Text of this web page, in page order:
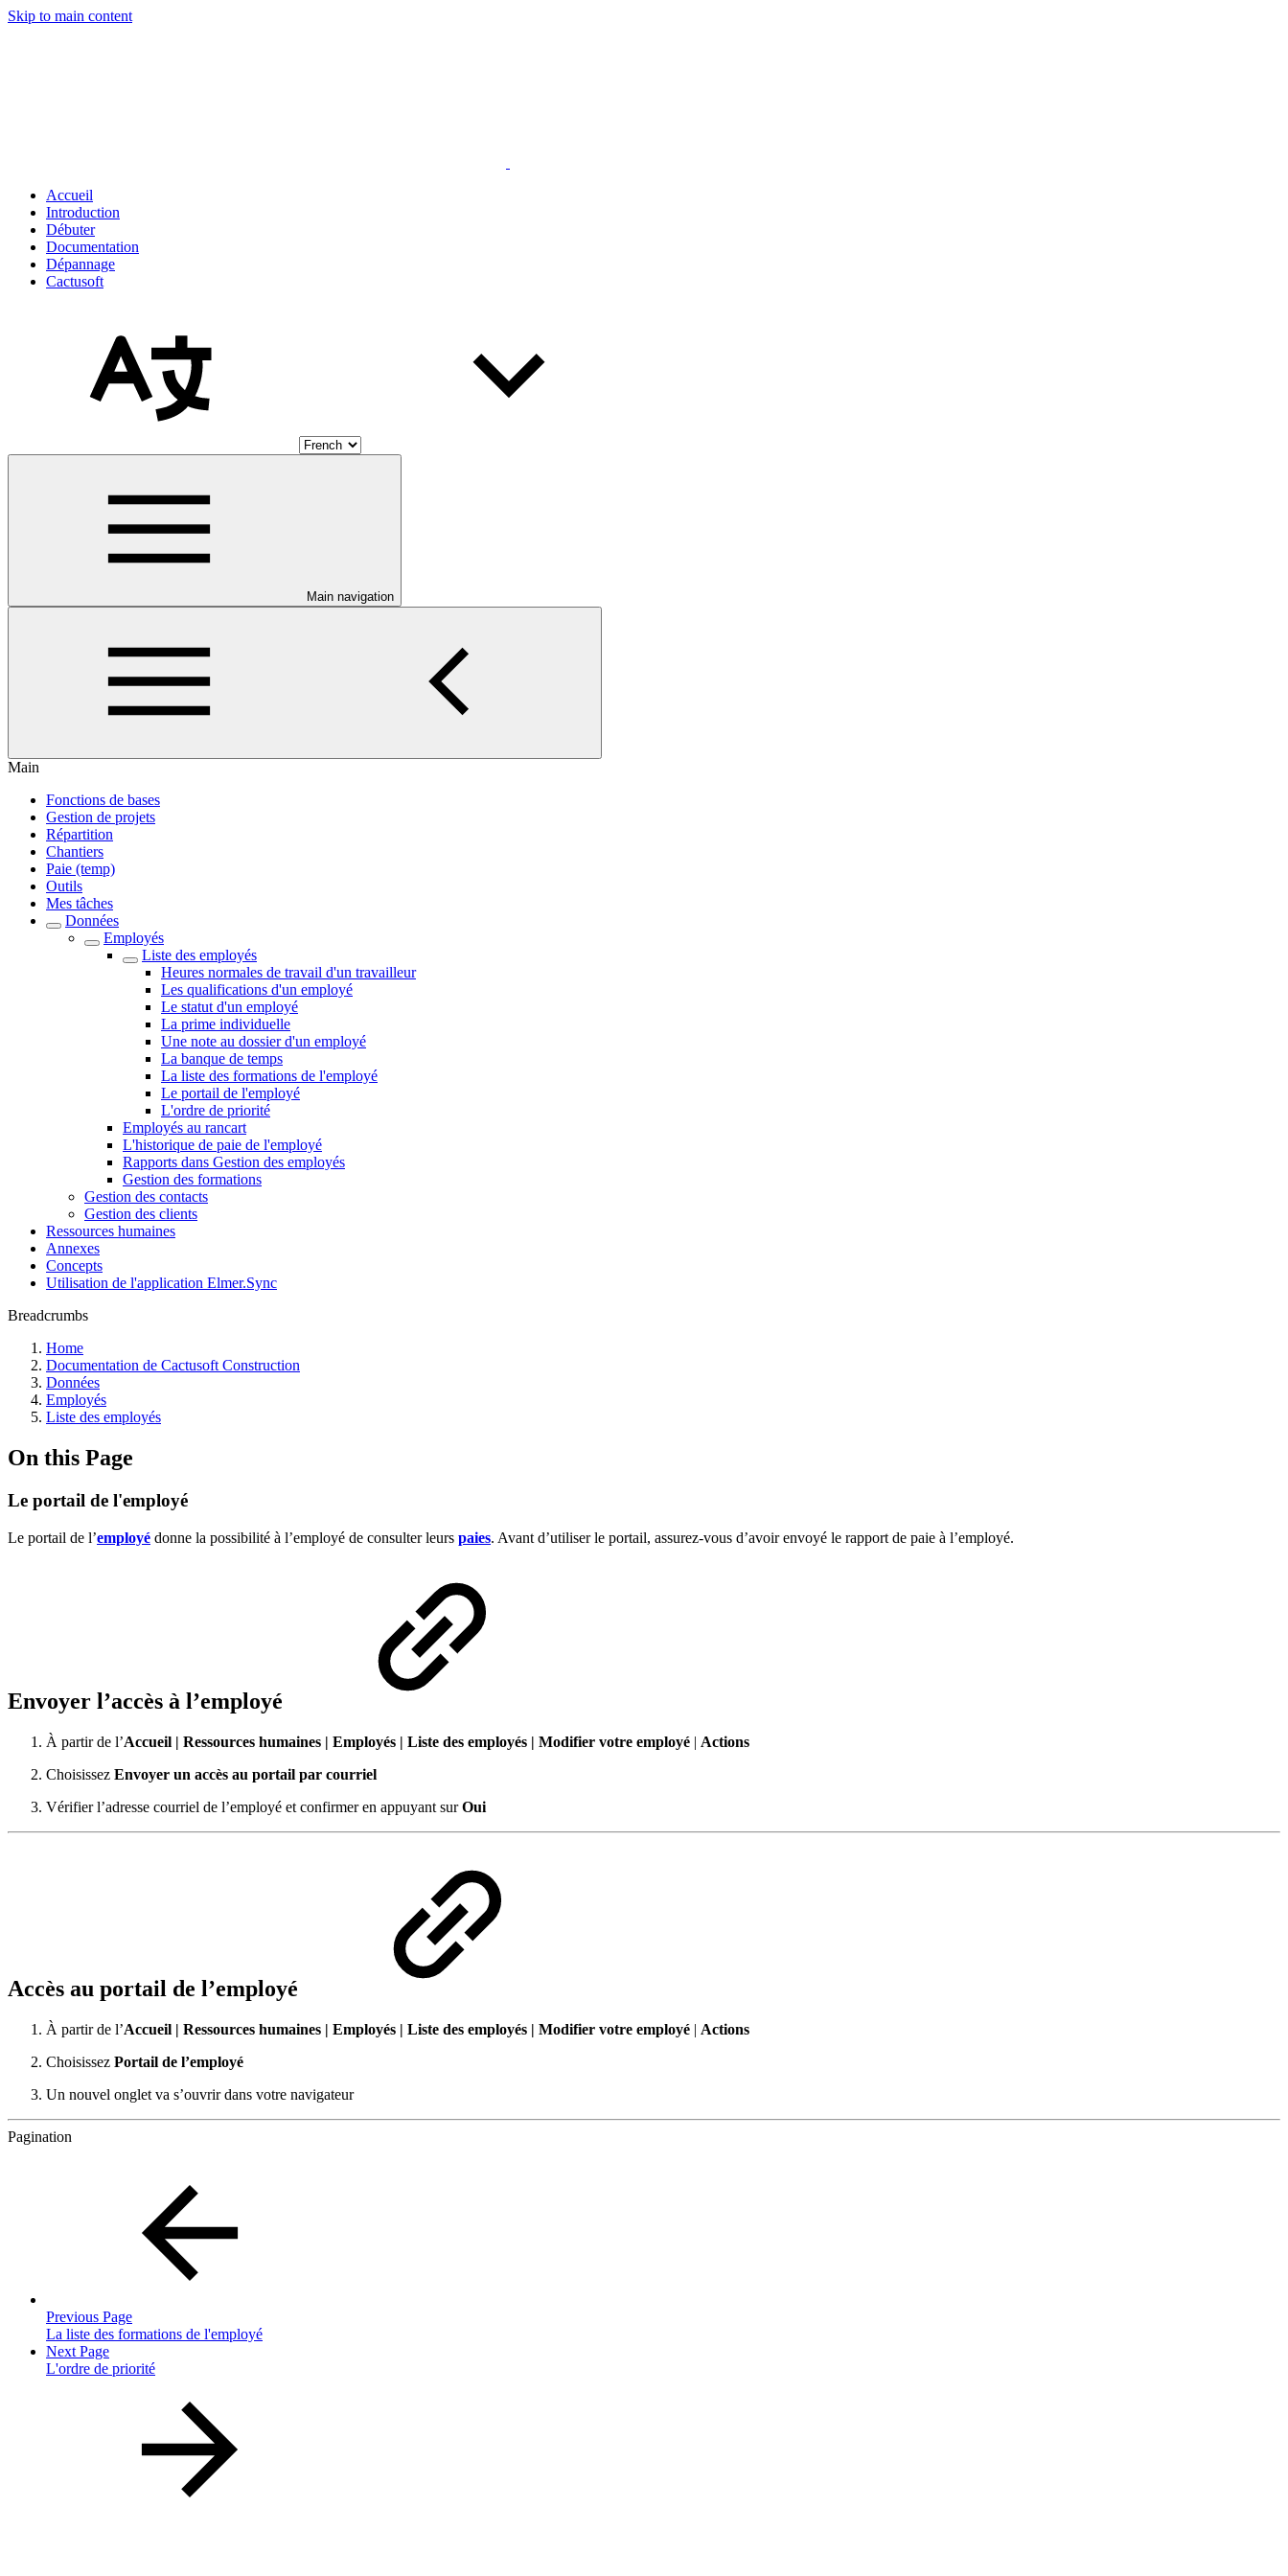
Skip to main content
Accueil
Introduction
Débuter
Documentation
Dépannage
Cactusoft
Main navigation
Main
Fonctions de bases
Gestion de projets
Répartition
Chantiers
Paie (temp)
Outils
Mes tâches
Données
Employés
Liste des employés
Heures normales de travail d'un travailleur
Les qualifications d'un employé
Le statut d'un employé
La prime individuelle
Une note au dossier d'un employé
La banque de temps
La liste des formations de l'employé
Le portail de l'employé
L'ordre de priorité
Employés au rancart
L'historique de paie de l'employé
Rapports dans Gestion des employés
Gestion des formations
Gestion des contacts
Gestion des clients
Ressources humaines
Annexes
Concepts
Utilisation de l'application Elmer.Sync
Breadcrumbs
Home
Documentation de Cactusoft Construction
Données
Employés
Liste des employés
On this Page
Le portail de l'employé
Le portail de l’employé donne la possibilité à l’employé de consulter leurs paies. Avant d’utiliser le portail, assurez-vous d’avoir envoyé le rapport de paie à l’employé.
Envoyer l’accès à l’employé
À partir de l’Accueil | Ressources humaines | Employés | Liste des employés | Modifier votre employé | Actions
Choisissez Envoyer un accès au portail par courriel
Vérifier l’adresse courriel de l’employé et confirmer en appuyant surOui
Accès au portail de l’employé
À partir de l’Accueil | Ressources humaines | Employés | Liste des employés | Modifier votre employé | Actions
Choisissez Portail de l’employé
Un nouvel onglet va s’ouvrir dans votre navigateur
Pagination
Previous Page
La liste des formations de l'employé
Next Page
L'ordre de priorité